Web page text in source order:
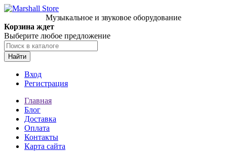
Музыкальное и звуковое оборудование
Корзина ждет
Выберите любое предложение
Найти
Вход
Регистрация
Главная
Блог
Доставка
Оплата
Контакты
Карта сайта